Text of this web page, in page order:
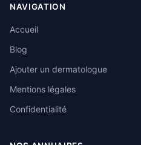
NAVIGATION
Accueil
Blog
Ajouter un dermatologue
Mentions légales
Confidentialité